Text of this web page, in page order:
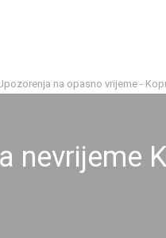
na opasno vrijeme -
nevrijeme